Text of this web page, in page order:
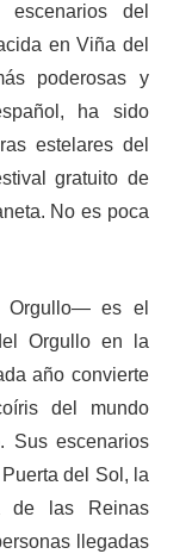
escenarios del
en Viña del
poderosas y
ha sido
estelares del
gratuito de
No es poca
Orgullo— es el
Orgullo en la
año convierte
del mundo
Sus escenarios
del Sol, la
de las Reinas
llegadas